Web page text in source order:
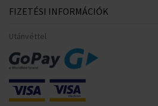
FIZETÉSI INFORMÁCIÓK
Utánvéttel